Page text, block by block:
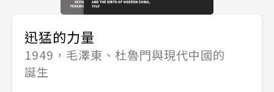
迅猛的力量
1949，毛澤東、杜魯門與現代中國的
誕生